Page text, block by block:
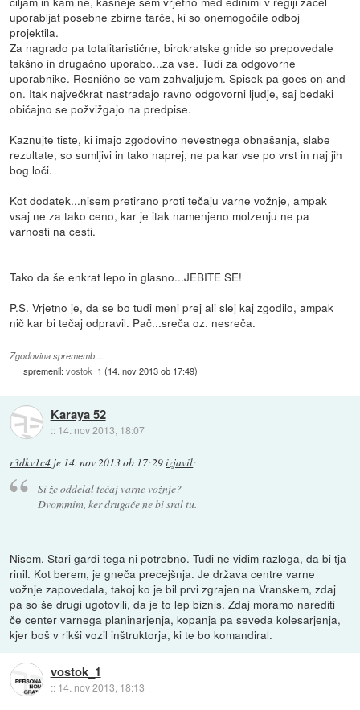
uporabljat posebne zbirne tarče, ki so onemogočile odboj
projektila.
Za nagrado pa totalitaristične, birokratske gnide so prepovedale
takšno in drugačno uporabo...za vse. Tudi za odgovorne
uporabnike. Resnično se vam zahvaljujem. Spisek pa goes on and
on. Itak največkrat nastradajo ravno odgovorni ljudje, saj bedaki
običajno se požvižgajo na predpise.
Kaznujte tiste, ki imajo zgodovino nevestnega obnašanja, slabe
rezultate, so sumljivi in tako naprej, ne pa kar vse po vrst in naj jih
bog loči.
Kot dodatek...nisem pretirano proti tečaju varne vožnje, ampak
vsaj ne za tako ceno, kar je itak namenjeno molzenju ne pa
varnosti na cesti.
Tako da še enkrat lepo in glasno...JEBITE SE!
P.S. Vrjetno je, da se bo tudi meni prej ali slej kaj zgodilo, ampak
nič kar bi tečaj odpravil. Pač...sreča oz. nesreča.
Zgodovina sprememb…
spremenil:vostok_1 (14. nov 2013 ob 17:49)
Karaya 52
:: 14. nov 2013, 18:07
r3dkv1c4 je 14. nov 2013 ob 17:29izjavil:
Si že oddelal tečaj varne vožnje?
Dvommim, ker drugače ne bi sral tu.
Nisem. Stari gardi tega ni potrebno. Tudi ne vidim razloga, da bi tja
rinil. Kot berem, je gneča precejšnja. Je država centre varne
vožnje zapovedala, takoj ko je bil prvi zgrajen na Vranskem, zdaj
pa so še drugi ugotovili, da je to lep biznis. Zdaj moramo narediti
če center varnega planinarjenja, kopanja pa seveda kolesarjenja,
kjer boš v rikši vozil inštruktorja, ki te bo komandiral.
vostok_1
:: 14. nov 2013, 18:13